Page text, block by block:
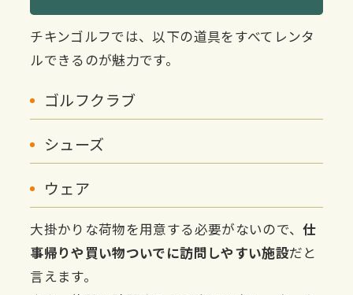
チキンゴルフでは、以下の道具をすべてレンタ
ルできるのが魅力です。
ゴルフクラブ
シューズ
ウェア
大掛かりな荷物を用意する必要がないので、仕
事帰りや買い物ついでに訪問しやすい施設だと
言えます。